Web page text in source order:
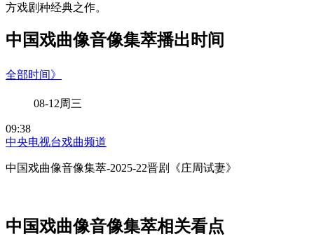
方戏剧种经典之作。
中国戏曲像音像集萃播出时间
全部时间》
08-12周三
09:38
中央电视台戏曲频道
中国戏曲像音像集萃-2025-22晋剧《庄周试妻》
中国戏曲像音像集萃相关看点